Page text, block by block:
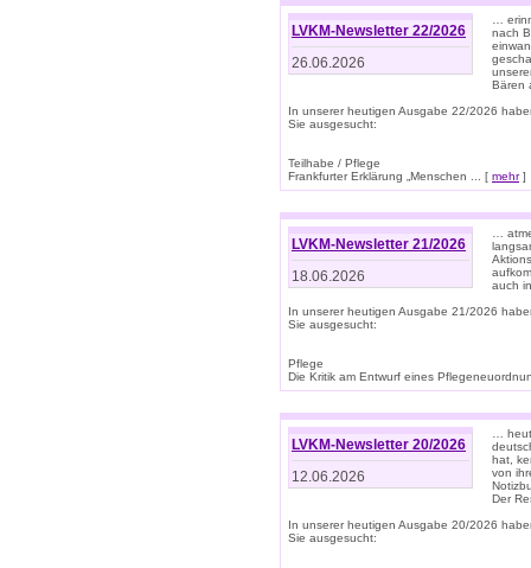
LVKM-Newsletter 22/2026
26.06.2026
…
nach
Bären
In unserer heutigen Ausgabe 22/2026
Sie ausgesucht:
Teilhabe / Pflege
Frankfurter Erklärung „Menschen ... [ mehr]
LVKM-Newsletter 21/2026
18.06.2026
…
auch
In unserer heutigen Ausgabe 21/2026
Sie ausgesucht:
Pflege
Die Kritik am Entwurf eines
LVKM-Newsletter 20/2026
12.06.2026
…
hat,
von
Der
In unserer heutigen Ausgabe 20/2026
Sie ausgesucht: